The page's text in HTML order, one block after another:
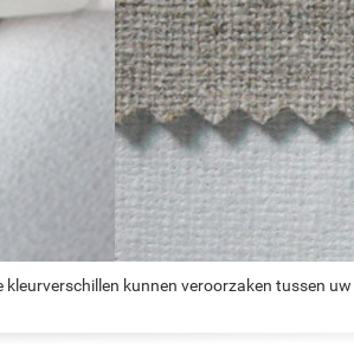
kunnen veroorzaken tussen